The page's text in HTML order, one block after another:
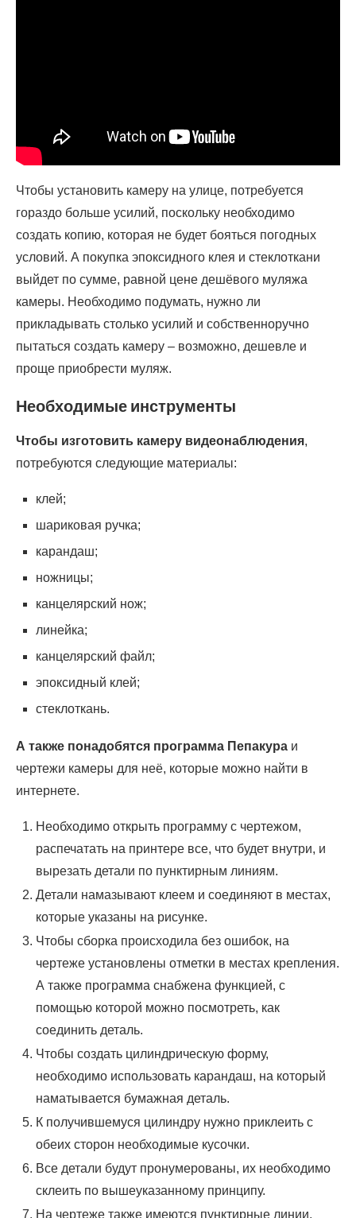
Чтобы установить камеру на улице, потребуется
гораздо больше усилий, поскольку необходимо
создать копию, которая не будет бояться погодных
условий. А покупка эпоксидного клея и стеклоткани
выйдет по сумме, равной цене дешёвого муляжа
камеры. Необходимо подумать, нужно ли
прикладывать столько усилий и собственноручно
пытаться создать камеру – возможно, дешевле и
проще приобрести муляж.
Необходимые инструменты
Чтобы изготовить камеру видеонаблюдения,
потребуются следующие материалы:
клей;
шариковая ручка;
карандаш;
ножницы;
канцелярский нож;
линейка;
канцелярский файл;
эпоксидный клей;
стеклоткань.
А также понадобятся программа Пепакура и
чертежи камеры для неё, которые можно найти в
интернете.
Необходимо открыть программу с чертежом,
распечатать на принтере все, что будет внутри, и
вырезать детали по пунктирным линиям.
Детали намазывают клеем и соединяют в местах,
которые указаны на рисунке.
Чтобы сборка происходила без ошибок, на
чертеже установлены отметки в местах крепления.
А также программа снабжена функцией, с
помощью которой можно посмотреть, как
соединить деталь.
Чтобы создать цилиндрическую форму,
необходимо использовать карандаш, на который
наматывается бумажная деталь.
К получившемуся цилиндру нужно приклеить с
обеих сторон необходимые кусочки.
Все детали будут пронумерованы, их необходимо
склеить по вышеуказанному принципу.
На чертеже также имеются пунктирные линии,